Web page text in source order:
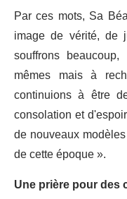
Par ces mots, Sa
image de vérité, de
souffrons
mêmes mais à
continuions à être
consolation et
de nouveaux
de cette époque ».
Une prière pour